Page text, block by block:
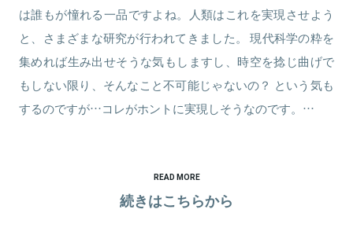
は誰もが憧れる一品ですよね。人類はこれを実現させよう
と、さまざまな研究が行われてきました。 現代科学の粋を
集めれば生み出せそうな気もしますし、時空を捻じ曲げで
もしない限り、そんなこと不可能じゃないの？ という気も
するのですが…コレがホントに実現しそうなのです。…
READ MORE
続きはこちらから